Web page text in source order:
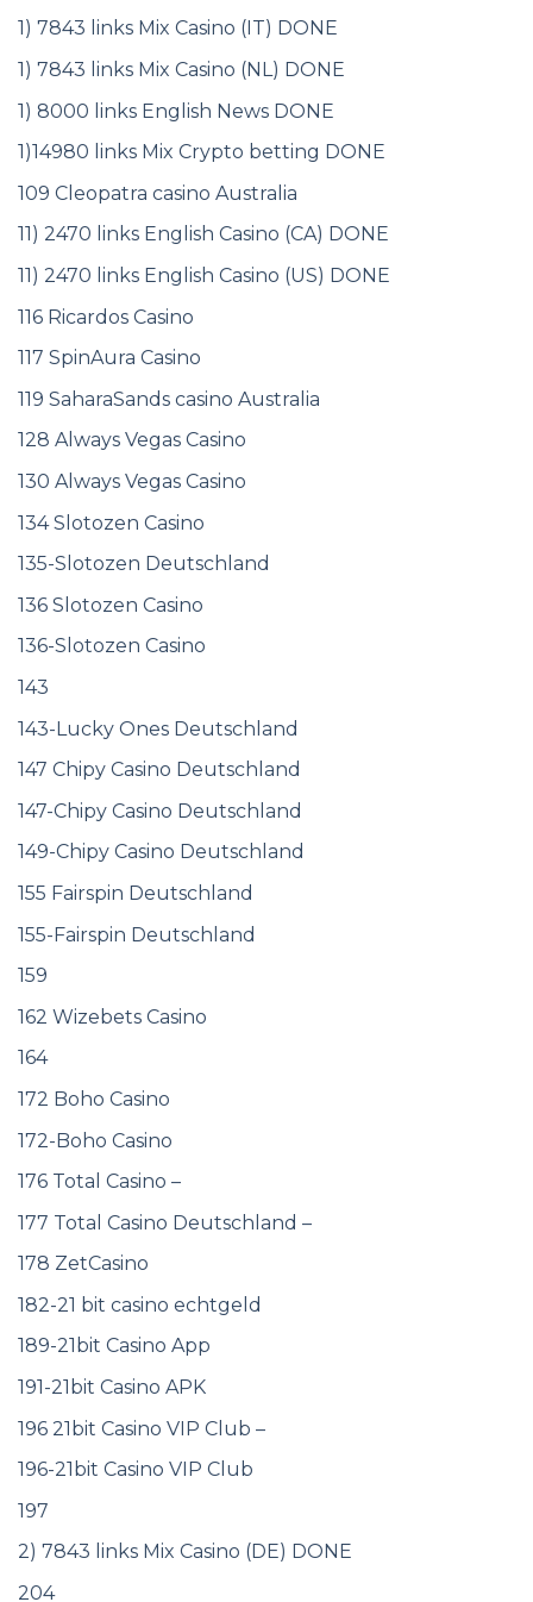
1) 7843 links Mix Casino (IT) DONE
1) 7843 links Mix Casino (NL) DONE
1) 8000 links English News DONE
1)14980 links Mix Crypto betting DONE
109 Cleopatra casino Australia
11) 2470 links English Casino (CA) DONE
11) 2470 links English Casino (US) DONE
116 Ricardos Casino
117 SpinAura Casino
119 SaharaSands casino Australia
128 Always Vegas Casino
130 Always Vegas Casino
134 Slotozen Casino
135-Slotozen Deutschland
136 Slotozen Casino
136-Slotozen Casino
143
143-Lucky Ones Deutschland
147 Chipy Casino Deutschland
147-Chipy Casino Deutschland
149-Chipy Casino Deutschland
155 Fairspin Deutschland
155-Fairspin Deutschland
159
162 Wizebets Casino
164
172 Boho Casino
172-Boho Casino
176 Total Casino –
177 Total Casino Deutschland –
178 ZetCasino
182-21 bit casino echtgeld
189-21bit Casino App
191-21bit Casino APK
196 21bit Casino VIP Club –
196-21bit Casino VIP Club
197
2) 7843 links Mix Casino (DE) DONE
204